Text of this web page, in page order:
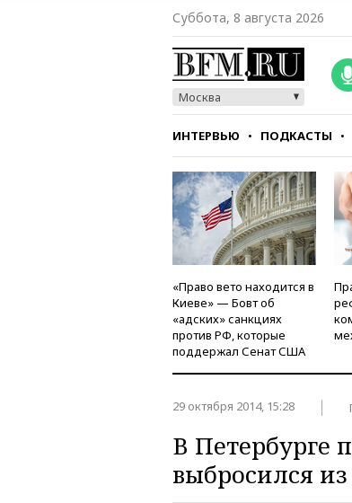
Суббота, 8 августа 2026
Москва
ИНТЕРВЬЮ ПОДКАСТЫ
СТИЛЬ ТЕСТЫ
«Право вето находится в
Киеве» — Бовт об
«адских» санкциях
против РФ, которые
поддержал Сенат США
29 октября 2014, 15:28
В Петербурге
выбросился